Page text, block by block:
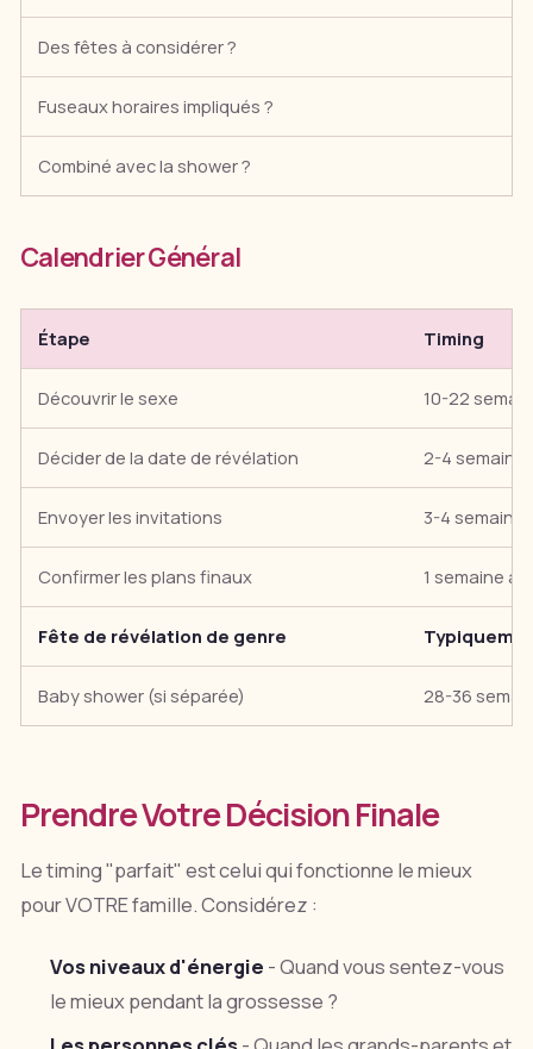
Des fêtes à considérer ?
Fuseaux horaires impliqués ?
Combiné avec la shower ?
Calendrier Général
Étape Timing
Découvrir le sexe 10-22
Décider de la date de révélation 2-4
Envoyer les invitations 3-4
Confirmer les plans finaux 1 semaine
Fête de révélation de genre
Baby shower (si séparée) 28-36
Prendre Votre Décision Finale
Le timing "parfait" est celui qui fonctionne le mieux
pour VOTRE famille. Considérez :
Vos niveaux d'énergie - Quand vous sentez-vous
le mieux pendant la grossesse ?